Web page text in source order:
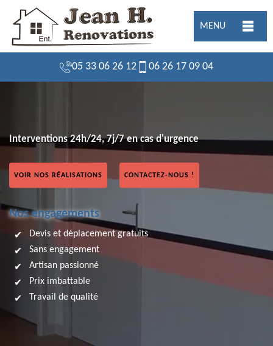
MENU
05 33 06 26 12 06 26 17 09 04
Interventions 24h/24, 7j/7 en cas d'urgence
VOIR NOS RÉALISATIONS CONTACTEZ-NOUS !
Nos engagements
Devis et déplacement gratuits
Sans engagement
Artisan passionné
Prix imbattable
Travail de qualité